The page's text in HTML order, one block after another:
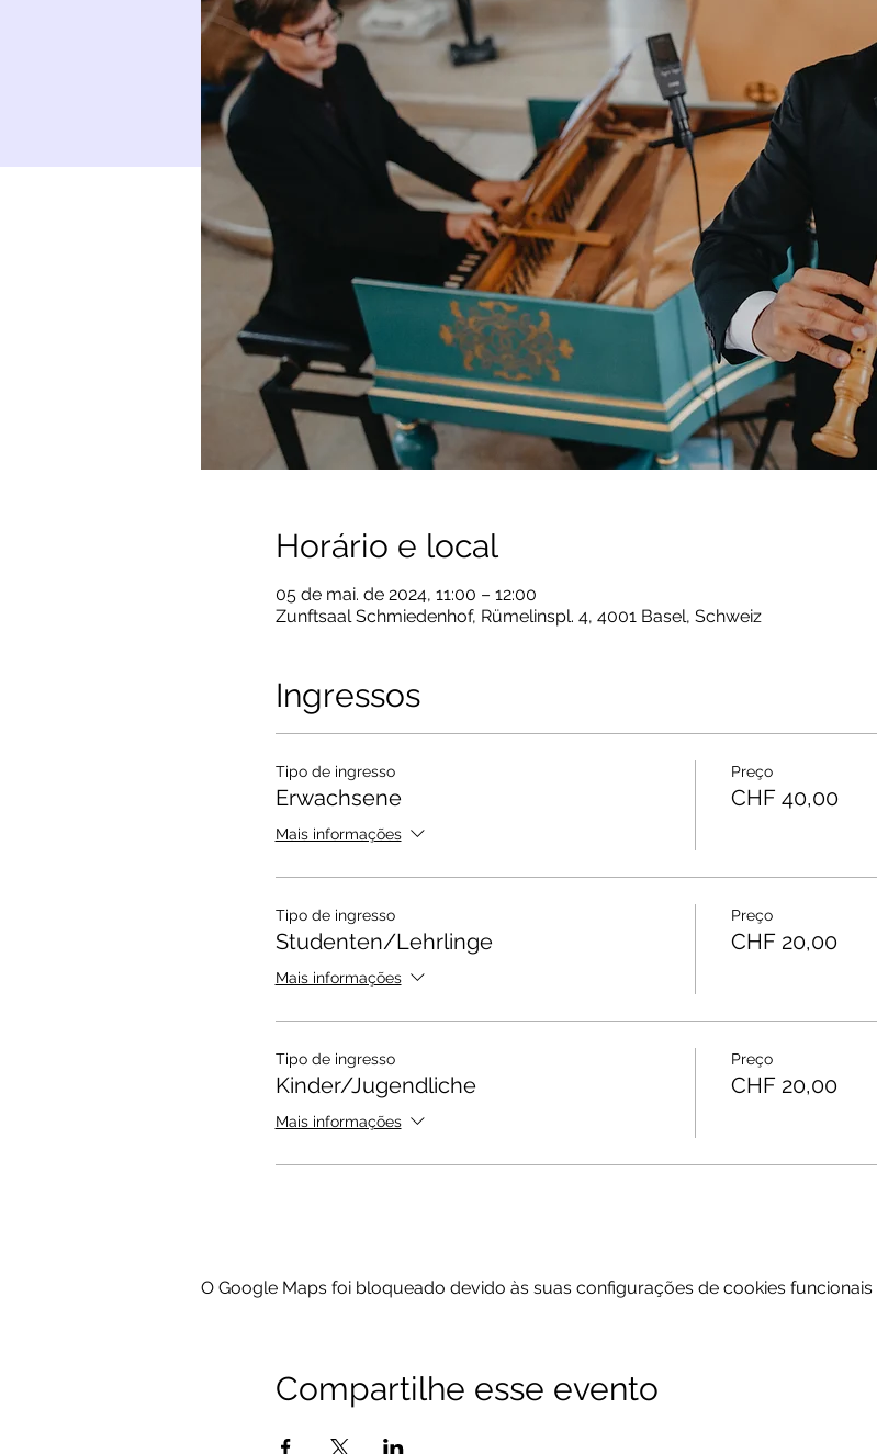
Horário e local
05 de mai. de 2024, 11:00 – 12:00
Zunftsaal Schmiedenhof, Rümelinspl. 4, 4001 Basel, Schweiz
Ingressos
Tipo de ingresso
Erwachsene
Mais informações
Preço
CHF 40,00
Tipo de ingresso
Studenten/Lehrlinge
Mais informações
Preço
CHF 20,00
Tipo de ingresso
Kinder/Jugendliche
Mais informações
Preço
CHF 20,00
O Google Maps foi bloqueado devido às suas configurações de cookies funcionais
Compartilhe esse evento